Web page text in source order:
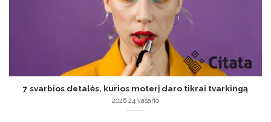
7 svarbios detalės, kurios moterį daro tikrai tvarkingą
2026 24 vasario